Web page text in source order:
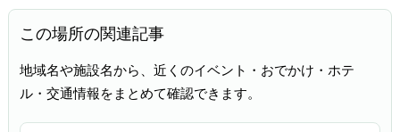
この場所の関連記事
地域名や施設名から、近くのイベント・おでかけ・ホテ
ル・交通情報をまとめて確認できます。